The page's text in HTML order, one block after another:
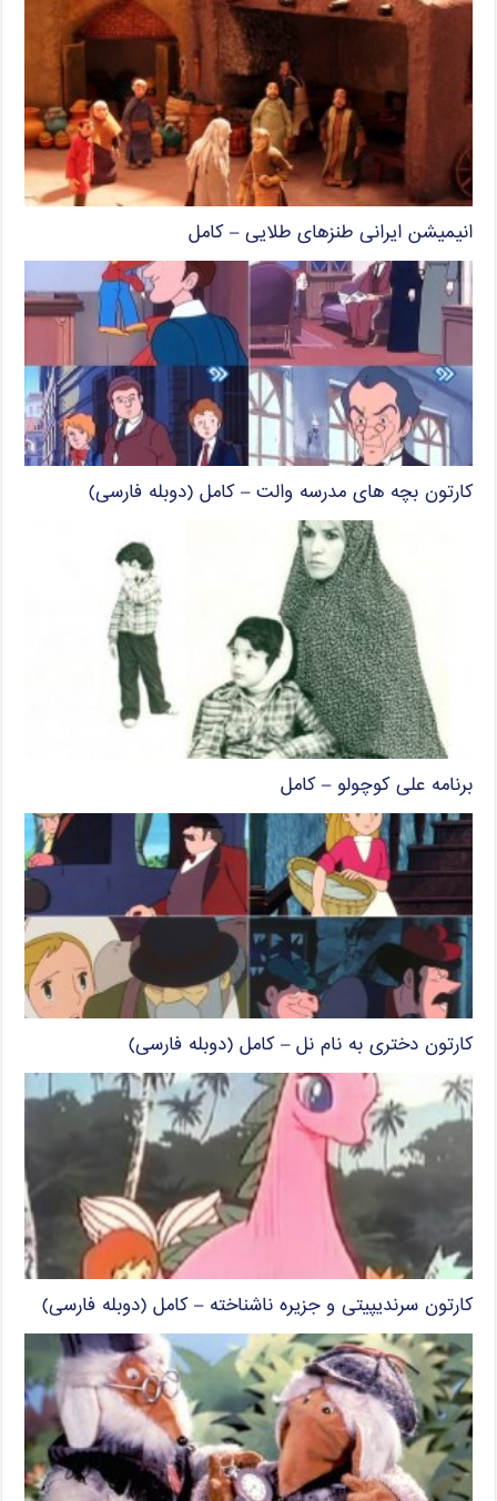
انیمیشن ایرانی طنزهای طلایی – کامل
کارتون بچه های مدرسه والت – کامل (دوبله فارسی)
برنامه علی کوچولو – کامل
کارتون دختری به نام نل – کامل (دوبله فارسی)
کارتون سرندیپیتی و جزیره ناشناخته – کامل (دوبله فارسی)